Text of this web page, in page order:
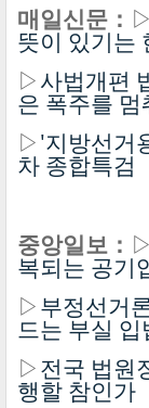
매일신문： ▷
뜻이 있기는
▷사법개편
은 폭주를 멈
▷'지방선거
차 종합특검
중앙일보： ▷
복되는 공기
▷부정선거
드는 부실 입
▷전국 법원
행할 참인가